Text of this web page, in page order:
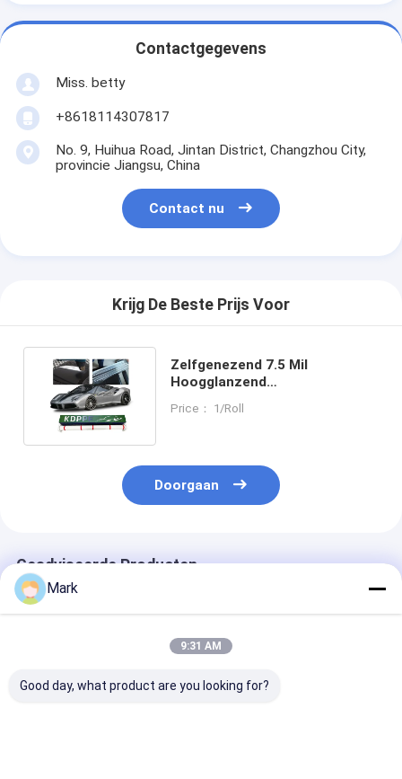
Contactgegevens
Miss. betty
+8618114307817
No. 9, Huihua Road, Jintan District, Changzhou City,
provincie Jiangsu, China
Contact nu
Krijg De Beste Prijs Voor
Zelfgenezend 7.5 Mil
Hoogglanzend
Anti Scratch Car Wrap
Price： 1/Roll
Doorgaan
Geadviseerde Producten
Mark
9:31 AM
Good day, what product are you looking for?